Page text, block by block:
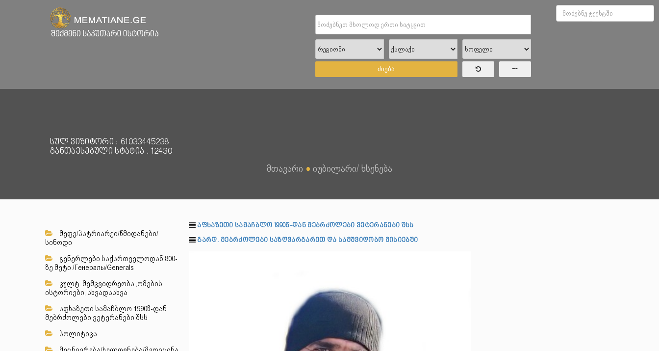
ძიება
სულ ვიზიტორი : 61033445238
განთავსებული სტატია : 12430
მთავარი ● იუბილარი/ ხსენება
მეფე/პატრიარქი/წმიდანები/
სინოდი
გენერლები საქართველოდან 800-
ზე მეტი /Генералы/Generals
კულტ. მემკვიდრეობა ,ომების
ისტორიები, სხვადასხვა
აფხაზეთი სამაჩბლო 1990წ-დან
მებრძოლები ვეტერანები შსს
პოლიტიკა
აფხაზეთი სამაჩბლო 1990წ-დან მებრძოლები ვეტერანები შსს
გარდ. მებრძოლები საზღვარგარეთ და სამშვიდობო მისიებში